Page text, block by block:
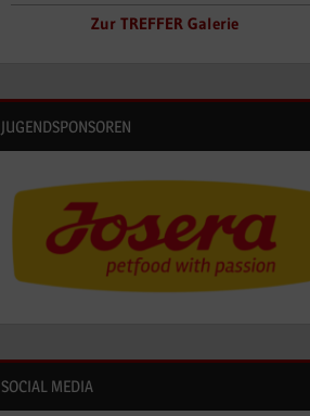
Zur TREFFER Galerie
JUGENDSPONSOREN
SOCIAL MEDIA